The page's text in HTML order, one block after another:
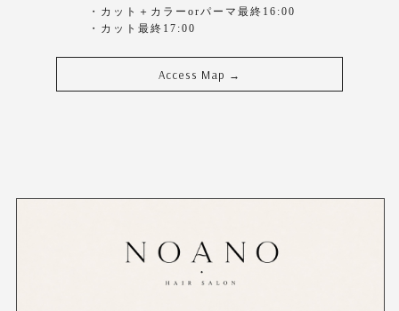
・カット＋カラーorパーマ最終16:00
・カット最終17:00
Access Map →